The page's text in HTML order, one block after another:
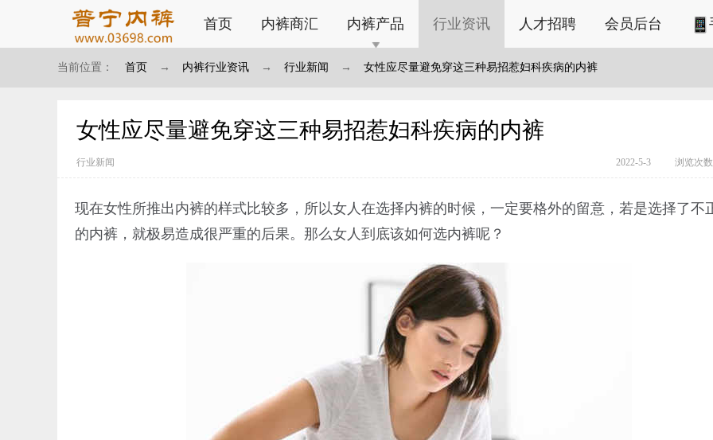
首页 内裤商汇 内裤产品 行业资讯 人才招聘 会员后台
当前位置： 首页 → 内裤行业资讯 → 行业新闻 → 女性应尽量避免穿这三种易招惹妇科疾病的内裤
女性应尽量避免穿这三种易招惹妇科疾病的内裤
行业新闻 2022-5-3 浏览次
现在女性所推出内裤的样式比较多，所以女人在选择内裤的时候，一定要格外的留意，若是选择了不
的内裤，就极易造成很严重的后果。那么女人到底该如何选内裤呢？